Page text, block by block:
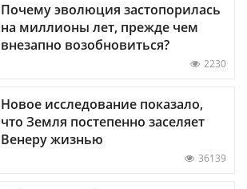
Почему эволюция застопорилась
на миллионы лет, прежде чем
внезапно возобновиться?
2230
Новое исследование показало,
что Земля постепенно заселяет
Венеру жизнью
36139